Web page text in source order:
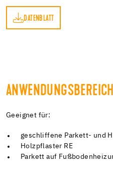
DATENBLATT
Geeignet für:
geschliffene Parkett- und
Holzpflaster RE
Parkett auf